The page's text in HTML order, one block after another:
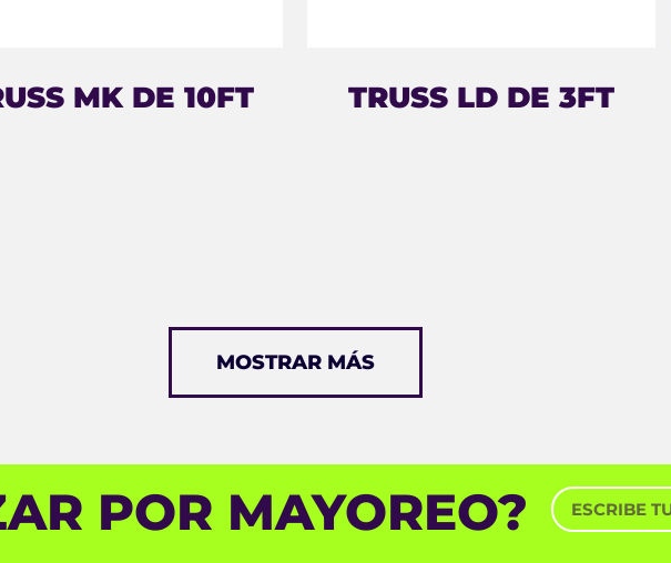
MK DE 10FT TRUSS LD DE 3FT
MOSTRAR MÁS
POR MAYOREO?